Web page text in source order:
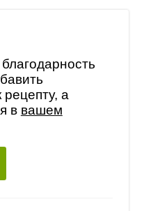
а
в вашем